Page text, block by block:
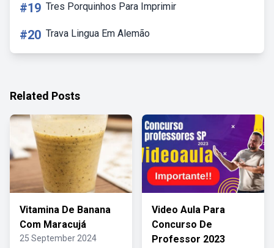
#19 Tres Porquinhos Para Imprimir
#20 Trava Lingua Em Alemão
Related Posts
Vitamina De Banana
Com Maracujá
25 September 2024
Video Aula Para
Concurso De
Professor 2023